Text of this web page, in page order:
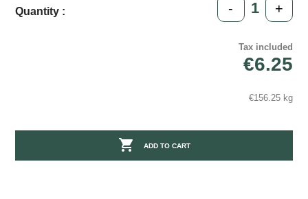
Quantity : - +
Tax included
€6.25
€156.25 kg
 ADD TO CART